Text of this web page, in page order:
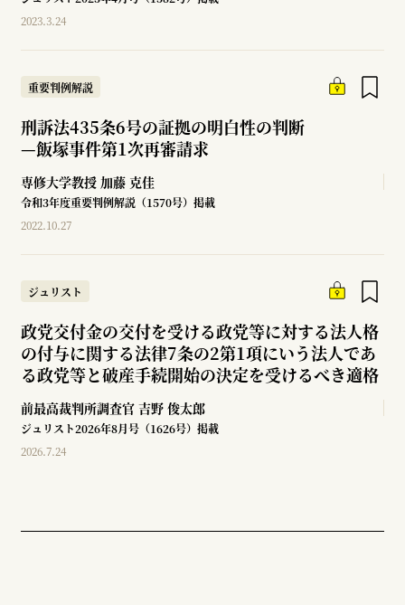
2023.3.24
重要判例解説
刑訴法435条6号の証拠の明白性の判断
—飯塚事件第1次再審請求
専修大学教授 加藤 克佳
令和3年度重要判例解説（1570号）掲載
2022.10.27
ジュリスト
政党交付金の交付を受ける政党等に対する法人格
の付与に関する法律7条の2第1項にいう法人であ
る政党等と破産手続開始の決定を受けるべき適格
前最高裁判所調査官 吉野 俊太郎
ジュリスト2026年8月号（1626号）掲載
2026.7.24